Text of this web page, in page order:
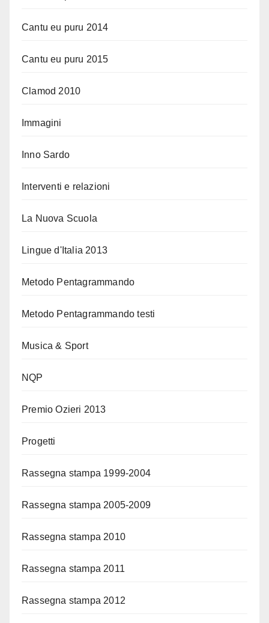
Cantu eu puru 2014
Cantu eu puru 2015
Clamod 2010
Immagini
Inno Sardo
Interventi e relazioni
La Nuova Scuola
Lingue d'Italia 2013
Metodo Pentagrammando
Metodo Pentagrammando testi
Musica & Sport
NQP
Premio Ozieri 2013
Progetti
Rassegna stampa 1999-2004
Rassegna stampa 2005-2009
Rassegna stampa 2010
Rassegna stampa 2011
Rassegna stampa 2012